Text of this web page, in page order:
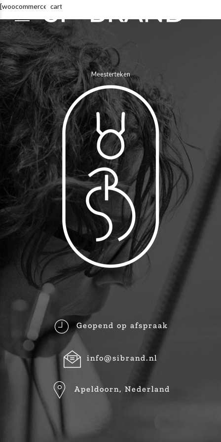
[woocommerce_cart]
Meesterteken
Geopend op afspraak
info@sibrand.nl
Apeldoorn, Nederland